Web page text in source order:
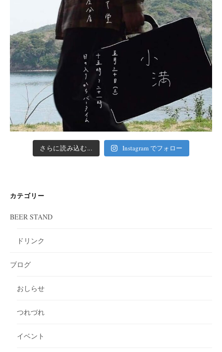
さらに読み込む... Instagram でフォロー
カテゴリー
BEER STAND
ドリンク
ブログ
おしらせ
つれづれ
イベント